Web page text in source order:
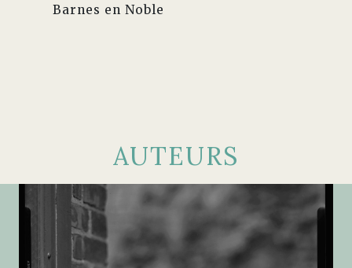
Barnes en Noble
AUTEURS